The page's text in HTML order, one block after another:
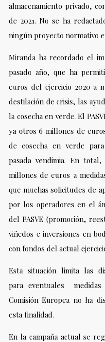
almacenamiento privado,
de 2021. No se ha
ningún proyecto normativo
Miranda ha recordado el
pasado año, que ha
euros del ejercicio 2020 a
destilación de crisis, las
la cosecha en verde. El
ya otros 6 millones de
de cosecha en verde
pasada vendimia. En
millones de euros a
que muchas solicitudes de
por los operadores en el
del PASVE (promoción,
viñedos e inversiones en
con fondos del actual
Esta situación limita las
para eventuales medidas
Comisión Europea no ha
esta finalidad.
En la campaña actual se